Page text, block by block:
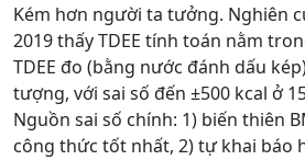
Kém hơn người ta tưởng. Nghiên
2019 thấy TDEE tính toán nằm
TDEE đo (bằng nước đánh dấu
tượng, với sai số đến ±500 kcal ở
Nguồn sai số chính: 1) biến thiên
công thức tốt nhất, 2) tự khai báo